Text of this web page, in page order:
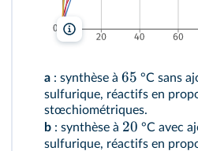
lelivrescolaire.fr
a : synthèse à 65 °C sans
sulfurique, réactifs en
stœchiométriques.
b : synthèse à 20 °C avec
sulfurique, réactifs en